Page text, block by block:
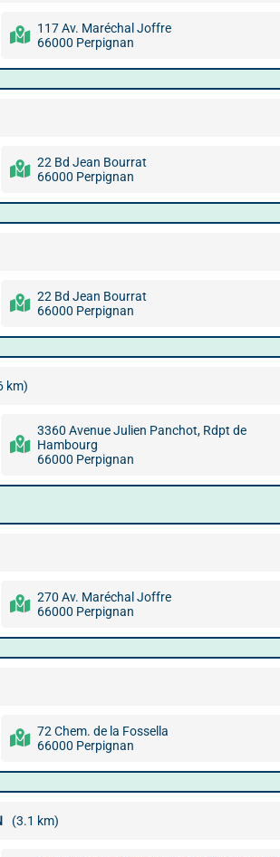
117 Av. Maréchal Joffre
66000 Perpignan
22 Bd Jean Bourrat
66000 Perpignan
22 Bd Jean Bourrat
66000 Perpignan
km)
3360 Avenue Julien Panchot, Rdpt de
Hambourg
66000 Perpignan
270 Av. Maréchal Joffre
66000 Perpignan
72 Chem. de la Fossella
66000 Perpignan
(3.1 km)